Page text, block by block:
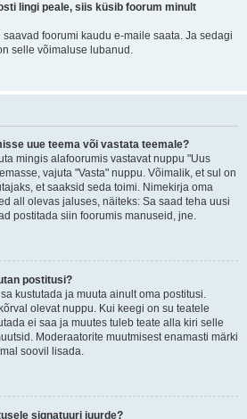
lingi peale, siis küsib foorum minult
foorumi kaudu e-maile saata. Ja sedagi
selle võimaluse lubanud.
uue teema või vastata teemale?
mingis alafoorumis vastavat nuppu "Uus
vajuta "Vasta" nuppu. Võimalik, et sul on
et saaksid seda toimi. Nimekirja oma
all olevas jaluses, näiteks: Sa saad teha uusi
postitada siin foorumis manuseid, jne.
postitusi?
kustutada ja muuta ainult oma postitusi.
olevat nuppu. Kui keegi on su teatele
ei saa ja muutes tuleb teate alla kiri selle
Moderaatorite muutmisest enamasti märki
soovil lisada.
signatuuri juurde?